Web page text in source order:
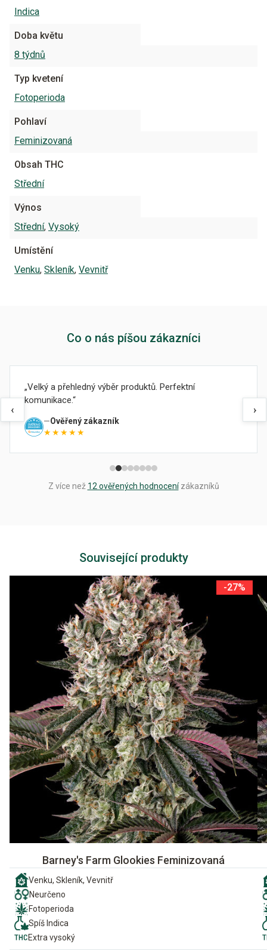
Indica
Doba květu
8 týdnů
Typ kvetení
Fotoperioda
Pohlaví
Feminizovaná
Obsah THC
Střední
Výnos
Střední, Vysoký
Umístění
Venku, Skleník, Vevnitř
Co o nás píšou zákazníci
‹
Velký a přehledný výběr produktů. Perfektní
komunikace.
Ověřený zákazník
★★★★★
›
Z více než 12 ověřených hodnocenízákazníků
Související produkty
-27%
Barney's Farm Glookies Feminizovaná
Venku, Skleník, Vevnitř
Neurčeno
Fotoperioda
Spíš Indica
Extra vysoký